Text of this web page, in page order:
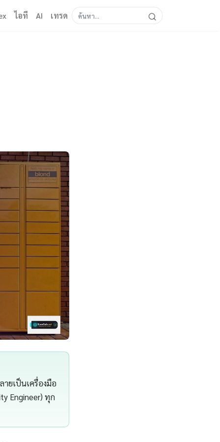
ไอที AI เทรด
ายเป็นเครื่องมือ
Engineer) ทุก